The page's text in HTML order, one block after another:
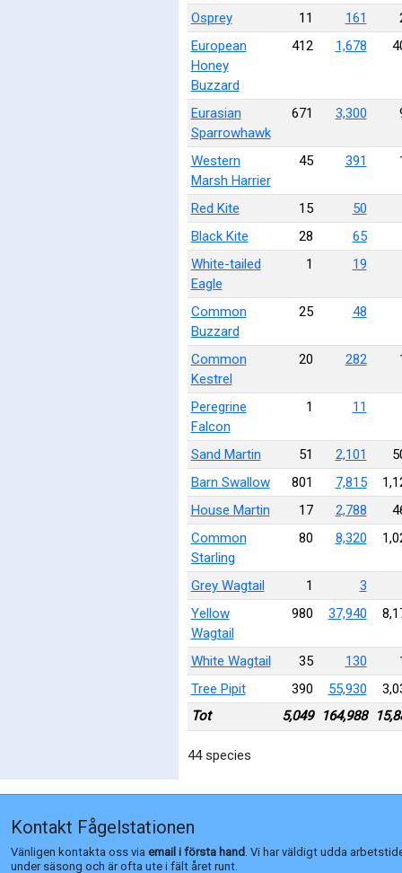
Osprey 11 161
European
Honey
Buzzard
412 1,678
Eurasian
Sparrowhawk
671 3,300
Western
Marsh Harrier
45 391
Red Kite 15
50
Black Kite
28
65
White-tailed
Eagle
1 19
Common
Buzzard
25 48
Common
Kestrel
20 282
Peregrine
Falcon
1 11
Sand Martin 51 2,101
Barn Swallow
801 7,815
House Martin
17 2,788
Common
Starling
80 8,320
Grey Wagtail 1
3
Yellow
Wagtail
980 37,940
White Wagtail 35 130
Tree Pipit
390 55,930
Tot
5,049 164,988
44 species
Kontakt Fågelstationen
Vänligen kontakta oss via email i första hand. Vi har väldigt udda
under säsong och är ofta ute i fält året runt.